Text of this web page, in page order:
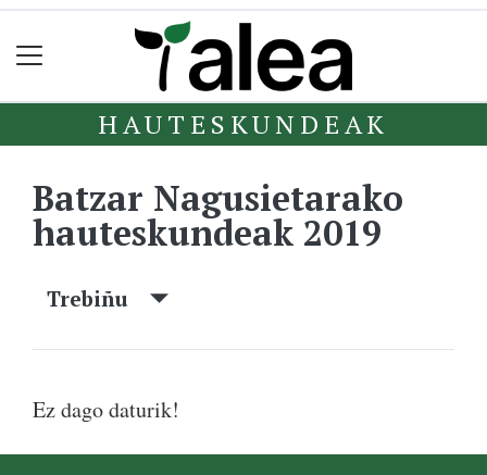
HAUTESKUNDEAK
Batzar Nagusietarako
hauteskundeak 2019
Trebiñu
Ez dago daturik!